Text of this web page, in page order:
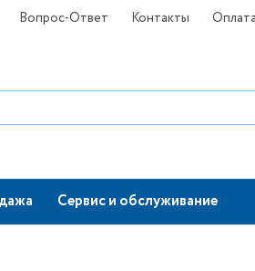
Вопрос-Ответ Контакты
Сервис и обслуживание